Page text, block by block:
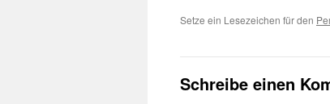
Setze ein Lesezeichen für den
Schreibe einen